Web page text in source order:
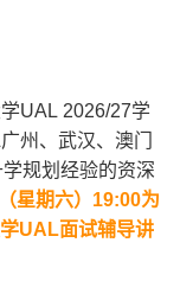
UAL 2026/27学
州、武汉、澳门
规划经验的资深
星期六） 19:00为
UAL面试辅导讲